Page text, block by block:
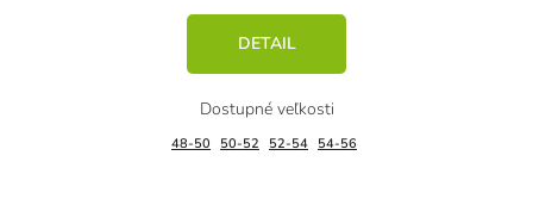
DETAIL
48-50 50-52 52-54 54-56